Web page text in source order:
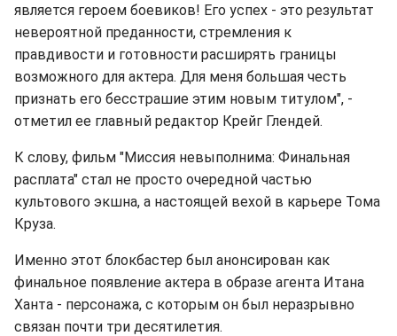
является героем боевиков! Его успех - это результат
невероятной преданности, стремления к
правдивости и готовности расширять границы
возможного для актера. Для меня большая честь
признать его бесстрашие этим новым титулом", -
отметил ее главный редактор Крейг Глендей.
К слову, фильм "Миссия невыполнима: Финальная
расплата" стал не просто очередной частью
культового экшна, а настоящей вехой в карьере Тома
Круза.
Именно этот блокбастер был анонсирован как
финальное появление актера в образе агента Итана
Ханта - персонажа, с которым он был неразрывно
связан почти три десятилетия.